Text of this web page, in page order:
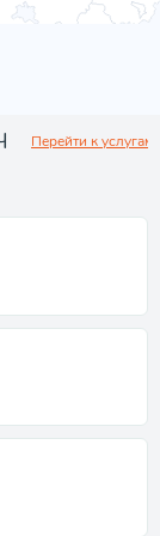
Перейти к услугам